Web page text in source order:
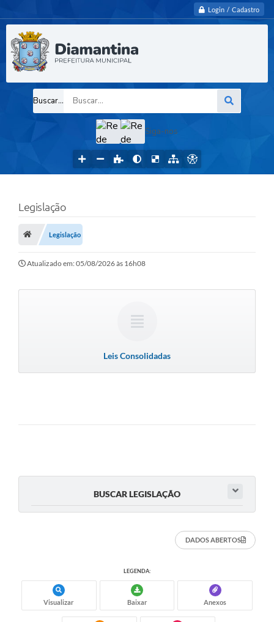
Login / Cadastro
Buscar...
Siga-nos
Legislação
Legislação
Atualizado em: 05/08/2026 às 16h08
Leis Consolidadas
BUSCAR LEGISLAÇÃO
DADOS ABERTOS
LEGENDA:
Visualizar Baixar Anexos